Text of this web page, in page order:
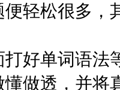
轻松很多，
好单词语法
做透，并将